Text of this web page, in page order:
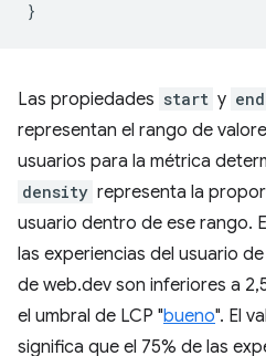
Las propiedades start y end
representan el rango de
usuarios para la métrica
density representa la
usuario dentro de ese rango.
las experiencias del usuario
de web.dev son inferiores a
el umbral de LCP "bueno". El
significa que el 75% de las